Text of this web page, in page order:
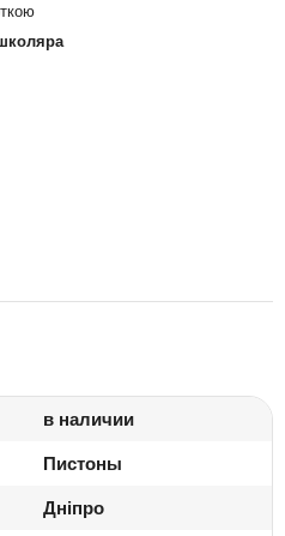
в наличии
Пистоны
Дніпро